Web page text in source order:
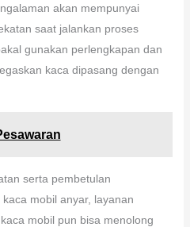
akan mempunyai
saat jalankan proses
gunakan perlengkapan dan
kaca dipasang dengan
serta pembetulan
mobil anyar, layanan
mobil pun bisa menolong